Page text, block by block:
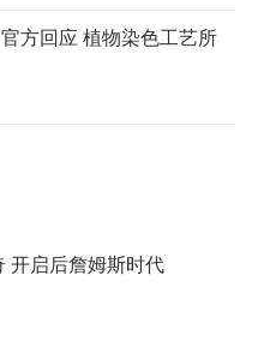
方回应 植物染色工艺所
开启后詹姆斯时代